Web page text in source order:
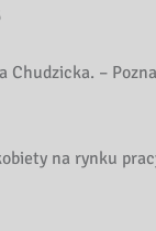
–
na rynku